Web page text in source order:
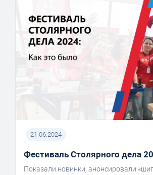
21.06.2024
Фестиваль Столярного дела
Показали новинки, анонсировали